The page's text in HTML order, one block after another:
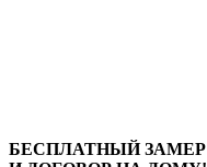
БЕСПЛАТНЫЙЗАМЕР